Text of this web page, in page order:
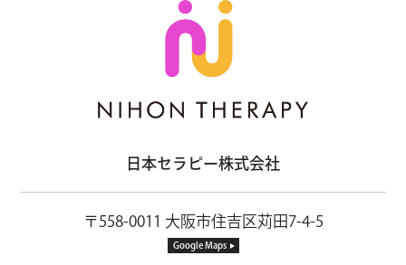
日本セラピー株式会社
〒558-0011 大阪市住吉区苅田7-4-5
Google Maps